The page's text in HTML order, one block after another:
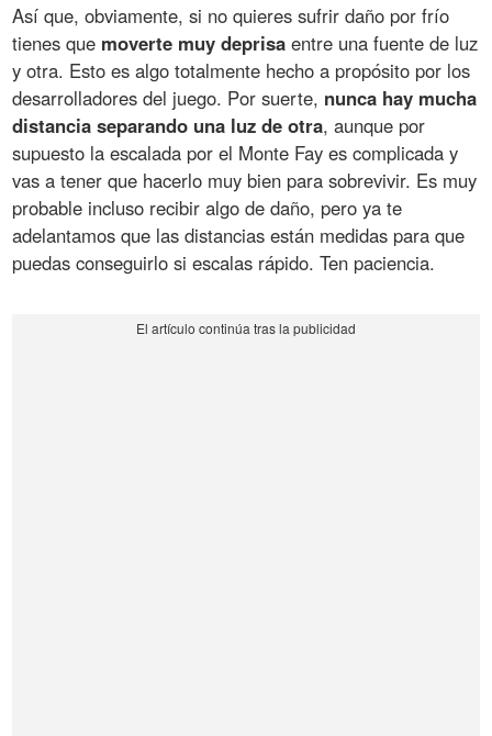
Así que, obviamente, si no quieres sufrir daño por frío
tienes que moverte muy deprisa entre una fuente de luz
y otra. Esto es algo totalmente hecho a propósito por los
desarrolladores del juego. Por suerte, nunca hay mucha
distancia separando una luz de otra, aunque por
supuesto la escalada por el Monte Fay es complicada y
vas a tener que hacerlo muy bien para sobrevivir. Es muy
probable incluso recibir algo de daño, pero ya te
adelantamos que las distancias están medidas para que
puedas conseguirlo si escalas rápido. Ten paciencia.